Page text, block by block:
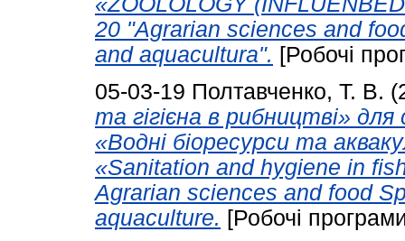
20 "Agrarian sciences and
and aquacultura". [Робочі
05-03-19 Полтавченко, Т. В.
та гігієна в рибництві»
«Водні біоресурси та
«Sanitation and hygiene in
Agrarian sciences and food
aquaculture. [Робочі